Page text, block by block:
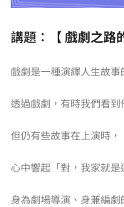
講題：【戲劇之路
戲劇是一種演繹人生故事
透過戲劇，有時我們看到
但仍有些故事在上演時，
心中響起「對，我家就
身為劇場導演、身兼編劇